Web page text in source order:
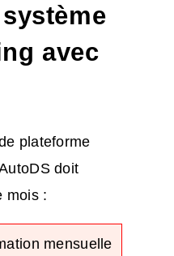
avec
plateforme
doit
mois :
mensuelle